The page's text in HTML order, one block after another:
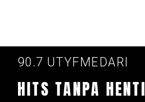
90.7 UTYFMEDARI
HITS TANPA HENTI